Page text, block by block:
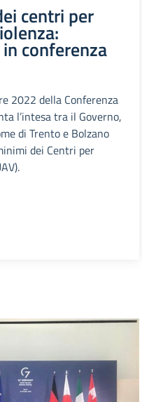
centri per
conferenza
2022 della Conferenza
l’intesa tra il Governo,
di Trento e Bolzano
dei Centri per